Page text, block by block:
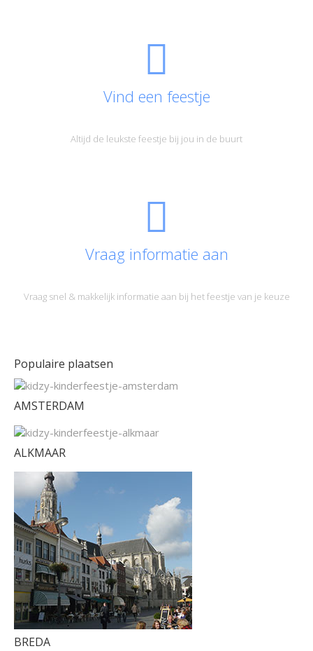
Vind een feestje
Altijd de leukste feestje bij jou in de buurt
Vraag informatie aan
Vraag snel & makkelijk informatie aan bij het feestje van je keuze
Populaire plaatsen
AMSTERDAM
ALKMAAR
BREDA